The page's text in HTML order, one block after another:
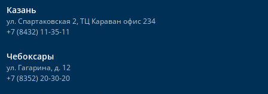
Казань
ул. Спартаковская 2, ТЦ Караван офис 234
+7 (8432) 11-35-11
Чебоксары
ул. Гагарина, д. 12
+7 (8352) 20-30-20